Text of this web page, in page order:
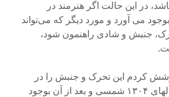
در این حالت اگر هنرمند در
می آورد و مورد دیگر که می‌تواند
جنبش و شادی راهنمون شود،
کردم این تحرک و جنبش را در
موسیقی احیاء نمایم و مؤید و نمونه آن آثاریست که در سالهای ۱۳۰۴ شمسی و بعد از آن بوجود